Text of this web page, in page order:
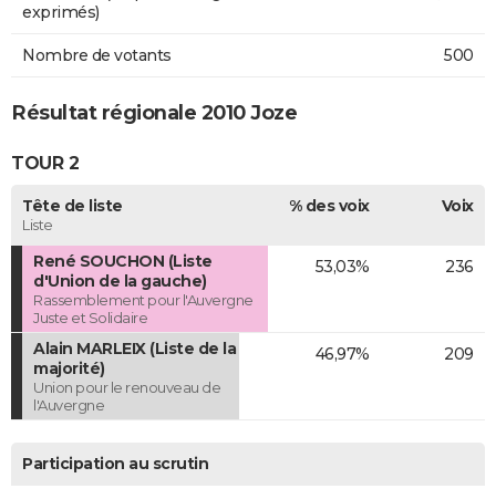
exprimés)
Nombre de votants 500
Résultat régionale 2010 Joze
TOUR 2
Tête de liste
Liste
% des voix Voix
René SOUCHON (Liste
d'Union de la gauche)
Rassemblement pour l'Auvergne
Juste et Solidaire
53,03% 236
Alain MARLEIX (Liste de la
majorité)
Union pour le renouveau de
l'Auvergne
46,97% 209
Participation au scrutin